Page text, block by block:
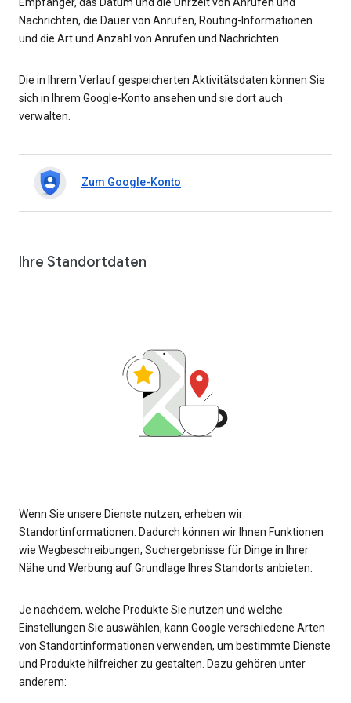
Empfänger, das Datum und die Uhrzeit von Anrufen und
Nachrichten, die Dauer von Anrufen, Routing-Informationen
und die Art und Anzahl von Anrufen und Nachrichten.
Die in Ihrem Verlauf gespeicherten Aktivitätsdaten können Sie
sich in Ihrem Google-Konto ansehen und sie dort auch
verwalten.
Zum Google-Konto
Ihre Standortdaten
Wenn Sie unsere Dienste nutzen, erheben wir
Standortinformationen. Dadurch können wir Ihnen Funktionen
wie Wegbeschreibungen, Suchergebnisse für Dinge in Ihrer
Nähe und Werbung auf Grundlage Ihres Standorts anbieten.
Je nachdem, welche Produkte Sie nutzen und welche
Einstellungen Sie auswählen, kann Google verschiedene Arten
von Standortinformationen verwenden, um bestimmte Dienste
und Produkte hilfreicher zu gestalten. Dazu gehören unter
anderem: